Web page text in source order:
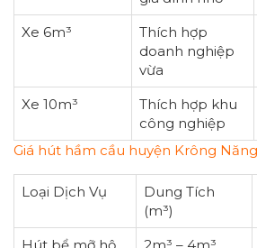
Xe 6m³
Thích hợp
doanh nghiệp
vừa
Xe 10m³
Thích hợp khu
công nghiệp
Giá hút hầm cầu huyện Krông
Loại Dịch Vụ
Dung Tích
(m³)